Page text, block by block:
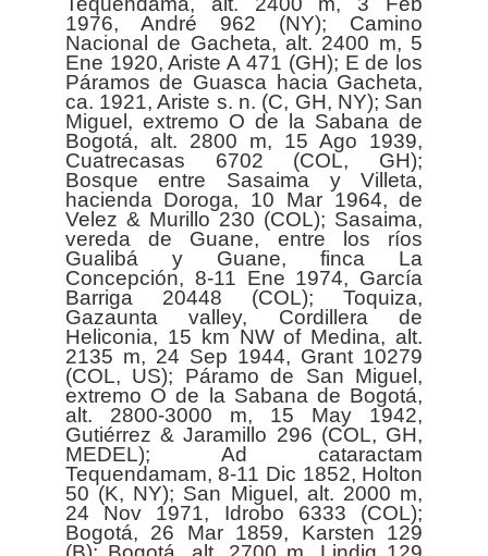
1976, André 962 (NY); Camino
Nacional de Gacheta, alt. 2400 m, 5
Ene 1920, Ariste A 471 (GH); E de los
Páramos de Guasca hacia Gacheta,
ca. 1921, Ariste s. n. (C, GH, NY); San
Miguel, extremo O de la Sabana de
Bogotá, alt. 2800 m, 15 Ago 1939,
Cuatrecasas 6702 (COL, GH);
Bosque entre Sasaima y Villeta,
hacienda Doroga, 10 Mar 1964, de
Velez & Murillo 230 (COL); Sasaima,
vereda de Guane, entre los ríos
Gualibá y Guane, finca La
Concepción, 8-11 Ene 1974, García
Barriga 20448 (COL); Toquiza,
Gazaunta valley, Cordillera de
Heliconia, 15 km NW of Medina, alt.
2135 m, 24 Sep 1944, Grant 10279
(COL, US); Páramo de San Miguel,
extremo O de la Sabana de Bogotá,
alt. 2800-3000 m, 15 May 1942,
Gutiérrez & Jaramillo 296 (COL, GH,
MEDEL); Ad cataractam
Tequendamam, 8-11 Dic 1852, Holton
50 (K, NY); San Miguel, alt. 2000 m,
24 Nov 1971, Idrobo 6333 (COL);
Bogotá, 26 Mar 1859, Karsten 129